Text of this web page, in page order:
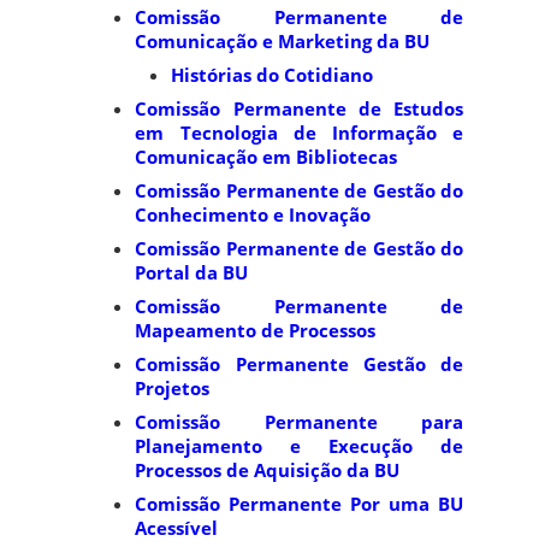
Comissão Permanente de
Comunicação e Marketing da BU
Histórias do Cotidiano
Comissão Permanente de Estudos
em Tecnologia de Informação e
Comunicação em Bibliotecas
Comissão Permanente de Gestão do
Conhecimento e Inovação
Comissão Permanente de Gestão do
Portal da BU
Comissão Permanente de
Mapeamento de Processos
Comissão Permanente Gestão de
Projetos
Comissão Permanente para
Planejamento e Execução de
Processos de Aquisição da BU
Comissão Permanente Por uma BU
Acessível